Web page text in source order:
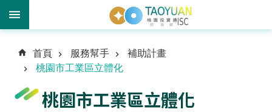
階
首頁 服務幫手
補助計畫
桃園市工業區立體化
桃園市工業區立體化